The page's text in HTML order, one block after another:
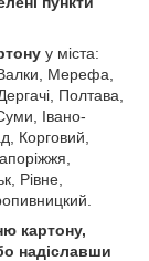
у міста:
Мерефа,
Полтава,
Івано-
Корговий,
Рівне,
картону,
надіславши